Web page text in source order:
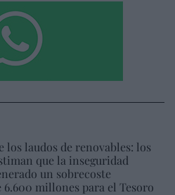
los laudos de renovables: los
que la inseguridad
un sobrecoste
millones para el Tesoro